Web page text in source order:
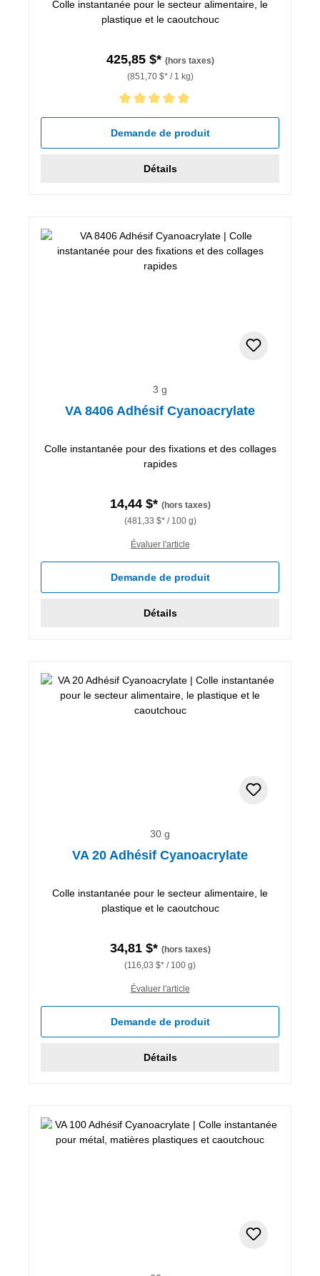
Colle instantanée pour le secteur alimentaire, le
plastique et le caoutchouc
425,85 $* (hors taxes)
(851,70 $* / 1 kg)
Note moyenne de 5 sur 5 étoiles
Demande de produit
Détails
3 g
VA 8406 Adhésif Cyanoacrylate
Colle instantanée pour des fixations et des collages
rapides
14,44 $* (hors taxes)
(481,33 $* / 100 g)
Évaluer l'article
Demande de produit
Détails
30 g
VA 20 Adhésif Cyanoacrylate
Colle instantanée pour le secteur alimentaire, le
plastique et le caoutchouc
34,81 $* (hors taxes)
(116,03 $* / 100 g)
Évaluer l'article
Demande de produit
Détails